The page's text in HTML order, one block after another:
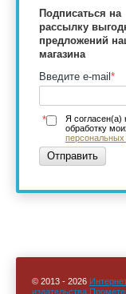
Подписаться на
рассылку
предложений
магазина
Введите e-mail *
Я согласен(а)
обработку
*
Отправить
© 2013 - 2026
издательства